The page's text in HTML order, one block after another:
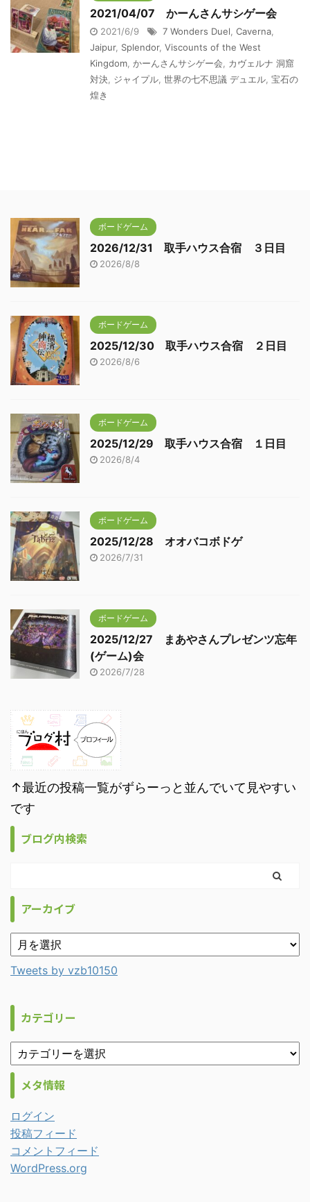
2021/04/07 かーんさんサシゲー会
2021/6/9 7 Wonders Duel Caverna
Jaipur, Splendor, Viscounts of the West
Kingdom かーんさんサシゲー会
カヴェルナ 洞窟
対決 ジャイプル 世界の七不思議 デュエル 宝石の
煌き
ボードゲーム
2026/12/31 取手ハウス合宿 ３日目
2026/8/8
ボードゲーム
2025/12/30 取手ハウス合宿 ２日目
2026/8/6
ボードゲーム
2025/12/29 取手ハウス合宿 １日目
2026/8/4
ボードゲーム
2025/12/28 オオバコボドゲ
2026/7/31
ボードゲーム
2025/12/27 まあやさんプレゼンツ忘年
(ゲーム)会
2026/7/28
↑最近の投稿一覧がずらーっと並んでいて見やすい
です
ブログ内検索
アーカイブ
Tweets by vzb10150
カテゴリー
メタ情報
ログイン
投稿フィード
コメントフィード
WordPress.org